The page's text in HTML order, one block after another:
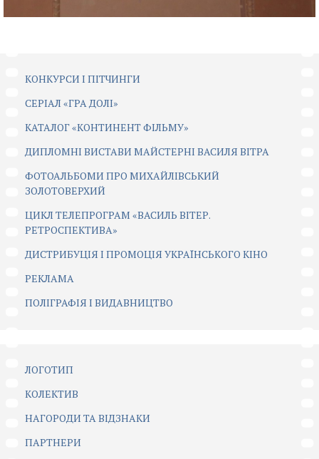
КОНКУРСИ І ПІТЧИНГИ
CЕРІАЛ «ГРА ДОЛІ»
КАТАЛОГ «КОНТИНЕНТ ФІЛЬМУ»
ДИПЛОМНІ ВИСТАВИ МАЙСТЕРНІ ВАСИЛЯ ВІТРА
ФОТОАЛЬБОМИ ПРО МИХАЙЛІВСЬКИЙ
ЗОЛОТОВЕРХИЙ
ЦИКЛ ТЕЛЕПРОГРАМ «ВАСИЛЬ ВІТЕР.
РЕТРОСПЕКТИВА»
ДИСТРИБУЦІЯ І ПРОМОЦІЯ УКРАЇНСЬКОГО КІНО
РЕКЛАМА
ПОЛІГРАФІЯ І ВИДАВНИЦТВО
ЛОГОТИП
КОЛЕКТИВ
НАГОРОДИ ТА ВІДЗНАКИ
ПАРТНЕРИ